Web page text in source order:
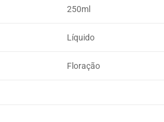
250ml
Líquido
Floração